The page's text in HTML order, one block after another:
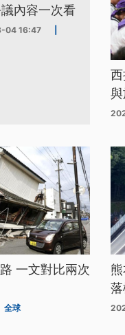
內容一次看
04 16:47
一文對比兩次
全球